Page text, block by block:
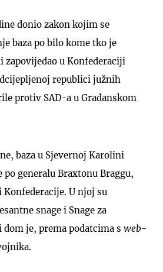
donio zakon kojim se
baza po bilo kome tko je
u Konfederaciji
republici južnih
protiv SAD-a u Građanskom
baza u Sjevernoj Karolini
generalu Braxtonu Braggu,
U njoj su
snage i Snage za
je, prema podatcima s web-